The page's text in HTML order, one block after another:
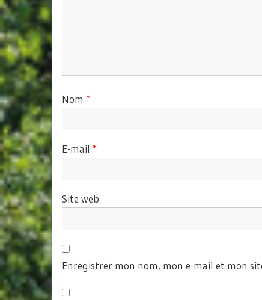
Nom *
E-mail *
Site web
Enregistrer mon nom, mon e-mail et mon